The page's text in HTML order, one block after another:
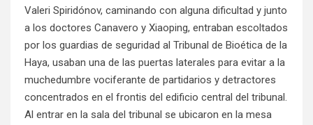
Valeri Spiridónov, caminando con alguna dificultad y junto
a los doctores Canavero y Xiaoping, entraban escoltados
por los guardias de seguridad al Tribunal de Bioética de la
Haya, usaban una de las puertas laterales para evitar a la
muchedumbre vociferante de partidarios y detractores
concentrados en el frontis del edificio central del tribunal.
Al entrar en la sala del tribunal se ubicaron en la mesa